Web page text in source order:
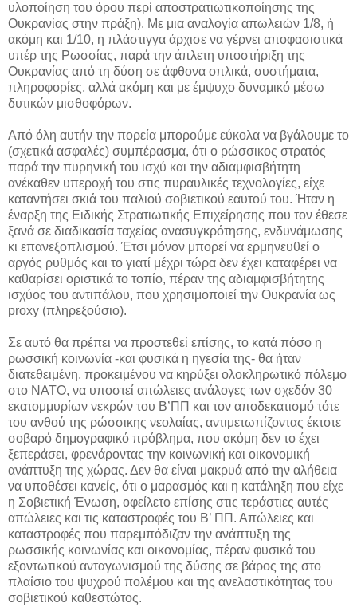
υλοποίηση του όρου περί αποστρατιωτικοποίησης της
Ουκρανίας στην πράξη). Με μια αναλογία απωλειών 1/8, ή
ακόμη και 1/10, η πλάστιγγα άρχισε να γέρνει αποφασιστικά
υπέρ της Ρωσσίας, παρά την άπλετη υποστήριξη της
Ουκρανίας από τη δύση σε άφθονα οπλικά, συστήματα,
πληροφορίες, αλλά ακόμη και με έμψυχο δυναμικό μέσω
δυτικών μισθοφόρων.
Από όλη αυτήν την πορεία μπορούμε εύκολα να βγάλουμε το
(σχετικά ασφαλές) συμπέρασμα, ότι ο ρώσσικος στρατός
παρά την πυρηνική του ισχύ και την αδιαμφισβήτητη
ανέκαθεν υπεροχή του στις πυραυλικές τεχνολογίες, είχε
καταντήσει σκιά του παλιού σοβιετικού εαυτού του. Ήταν η
έναρξη της Ειδικής Στρατιωτικής Επιχείρησης που τον έθεσε
ξανά σε διαδικασία ταχείας ανασυγκρότησης, ενδυνάμωσης
κι επανεξοπλισμού. Έτσι μόνον μπορεί να ερμηνευθεί ο
αργός ρυθμός και το γιατί μέχρι τώρα δεν έχει καταφέρει να
καθαρίσει οριστικά το τοπίο, πέραν της αδιαμφισβήτητης
ισχύος του αντιπάλου, που χρησιμοποιεί την Ουκρανία ως
proxy (πληρεξούσιο).
Σε αυτό θα πρέπει να προστεθεί επίσης, το κατά πόσο η
ρωσσική κοινωνία -και φυσικά η ηγεσία της- θα ήταν
διατεθειμένη, προκειμένου να κηρύξει ολοκληρωτικό πόλεμο
στο ΝΑΤΟ, να υποστεί απώλειες ανάλογες των σχεδόν 30
εκατομμυρίων νεκρών του Β’ΠΠ και τον αποδεκατισμό τότε
του ανθού της ρώσσικης νεολαίας, αντιμετωπίζοντας έκτοτε
σοβαρό δημογραφικό πρόβλημα, που ακόμη δεν το έχει
ξεπεράσει, φρενάροντας την κοινωνική και οικονομική
ανάπτυξη της χώρας. Δεν θα είναι μακρυά από την αλήθεια
να υποθέσει κανείς, ότι ο μαρασμός και η κατάληξη που είχε
η Σοβιετική Ένωση, οφείλετο επίσης στις τεράστιες αυτές
απώλειες και τις καταστροφές του Β’ ΠΠ. Απώλειες και
καταστροφές που παρεμπόδιζαν την ανάπτυξη της
ρωσσικής κοινωνίας και οικονομίας, πέραν φυσικά του
εξοντωτικού ανταγωνισμού της δύσης σε βάρος της στο
πλαίσιο του ψυχρού πολέμου και της ανελαστικότητας του
σοβιετικού καθεστώτος.